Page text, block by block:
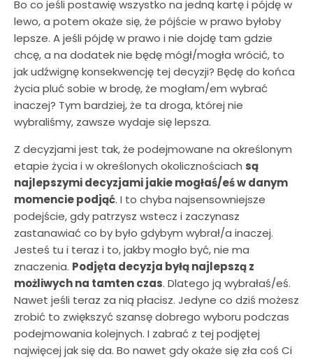
Bo co jeśli postawię wszystko na jedną kartę i pójdę w
lewo, a potem okaże się, że pójście w prawo byłoby
lepsze. A jeśli pójdę w prawo i nie dojdę tam gdzie
chcę, a na dodatek nie będę mógł/mogła wrócić, to
jak udźwignę konsekwencję tej decyzji? Będę do końca
życia pluć sobie w brodę, że mogłam/em wybrać
inaczej? Tym bardziej, że ta droga, której nie
wybraliśmy, zawsze wydaje się lepsza.
Z decyzjami jest tak, że podejmowane na określonym
etapie życia i w określonych okolicznościach są
najlepszymi decyzjami jakie mogłaś/eś w danym
momencie podjąć. I to chyba najsensowniejsze
podejście, gdy patrzysz wstecz i zaczynasz
zastanawiać co by było gdybym wybrał/a inaczej.
Jesteś tu i teraz i to, jakby mogło być, nie ma
znaczenia. Podjęta decyzja byłą najlepszą z
możliwych na tamten czas. Dlatego ją wybrałaś/eś.
Nawet jeśli teraz za nią płacisz. Jedyne co dziś możesz
zrobić to zwiększyć szansę dobrego wyboru podczas
podejmowania kolejnych. I zabrać z tej podjętej
najwięcej jak się da. Bo nawet gdy okaże się zła coś Ci